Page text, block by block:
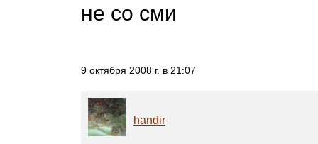
не со сми
9 октября 2008 г. в 21:07
handir